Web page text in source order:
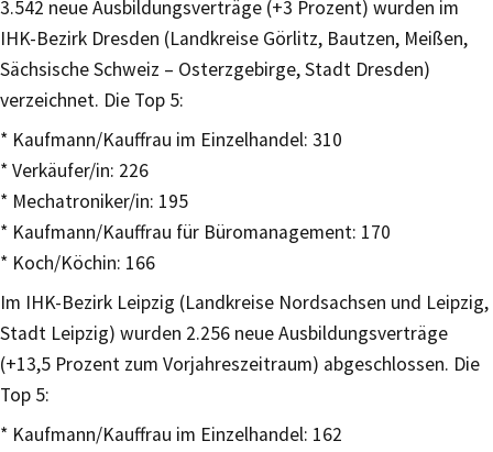
3.542 neue Ausbildungsverträge (+3 Prozent) wurden im
IHK-Bezirk Dresden (Landkreise Görlitz, Bautzen, Meißen,
Sächsische Schweiz – Osterzgebirge, Stadt Dresden)
verzeichnet. Die Top 5:
* Kaufmann/Kauffrau im Einzelhandel: 310
* Verkäufer/in: 226
* Mechatroniker/in: 195
* Kaufmann/Kauffrau für Büromanagement: 170
* Koch/Köchin: 166
Im IHK-Bezirk Leipzig (Landkreise Nordsachsen und Leipzig,
Stadt Leipzig) wurden 2.256 neue Ausbildungsverträge
(+13,5 Prozent zum Vorjahreszeitraum) abgeschlossen. Die
Top 5:
* Kaufmann/Kauffrau im Einzelhandel: 162